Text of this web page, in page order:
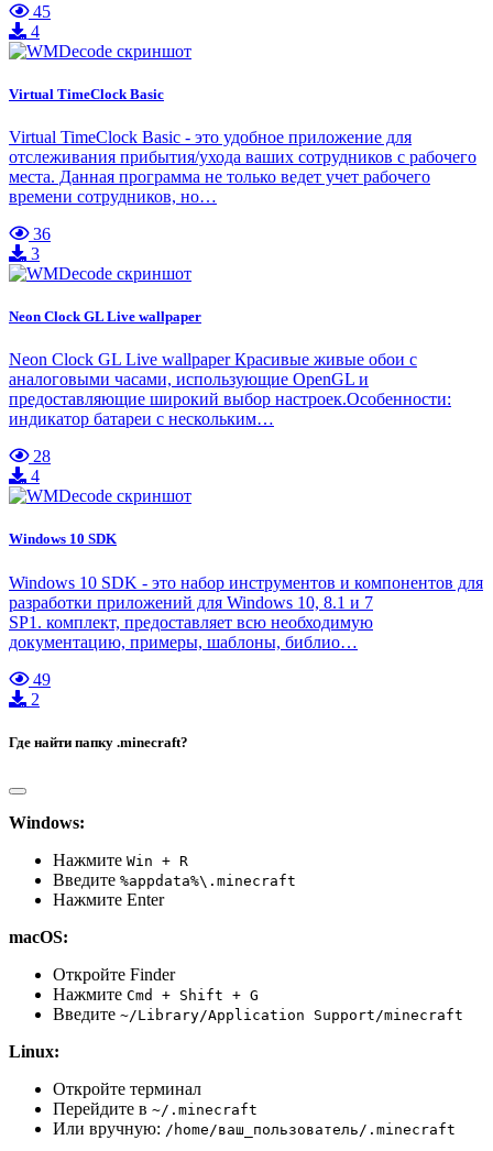
45
4
Virtual TimeClock Basic
Virtual TimeClock Basic - это удобное приложение для
отслеживания прибытия/ухода ваших сотрудников с рабочего
места. Данная программа не только ведет учет рабочего
времени сотрудников, но…
36
3
Neon Clock GL Live wallpaper
Neon Clock GL Live wallpaper Красивые живые обои с
аналоговыми часами, использующие OpenGL и
предоставляющие широкий выбор настроек.Особенности:
индикатор батареи с нескольким…
28
4
Windows 10 SDK
Windows 10 SDK - это набор инструментов и компонентов для
разработки приложений для Windows 10, 8.1 и 7
SP1. комплект, предоставляет всю необходимую
документацию, примеры, шаблоны, библио…
49
2
Где найти папку .minecraft?
Windows:
Нажмите Win + R
Введите %appdata%\.minecraft
Нажмите Enter
macOS:
Откройте Finder
Нажмите Cmd + Shift + G
Введите ~/Library/Application Support/minecraft
Linux:
Откройте терминал
Перейдите в ~/.minecraft
Или вручную: /home/ваш_пользователь/.minecraft